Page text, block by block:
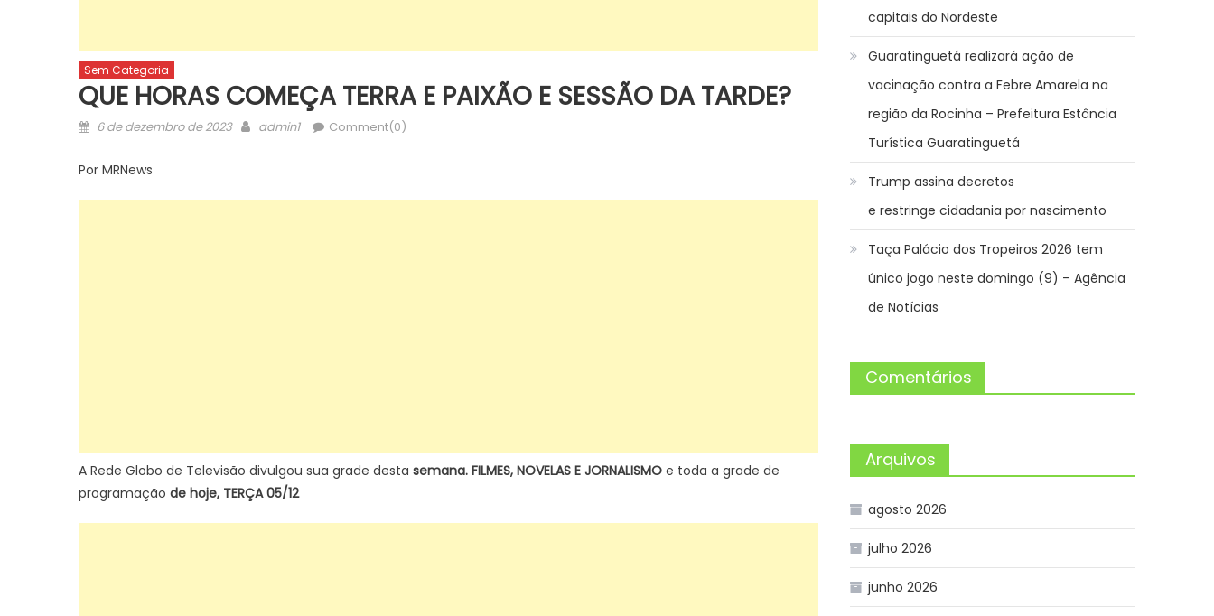
Sem Categoria
QUE HORAS COMEÇA TERRA E PAIXÃO E SESSÃO DA TARDE?
Posted
6 de dezembro de 2023 Author
admin1 Comment(0)
Por MRNews
A Rede Globo de Televisão divulgou sua grade desta semana. FILMES, NOVELAS E JORNALISMO e toda a grade de
programação de hoje, TERÇA 05/12
capitais do Nordeste
Guaratinguetá realizará ação de
vacinação contra a Febre Amarela na
região da Rocinha – Prefeitura Estância
Turística Guaratinguetá
Trump assina decretos
e restringe cidadania por nascimento
Taça Palácio dos Tropeiros 2026 tem
único jogo neste domingo (9) – Agência
de Notícias
Comentários
Arquivos
agosto 2026
julho 2026
junho 2026